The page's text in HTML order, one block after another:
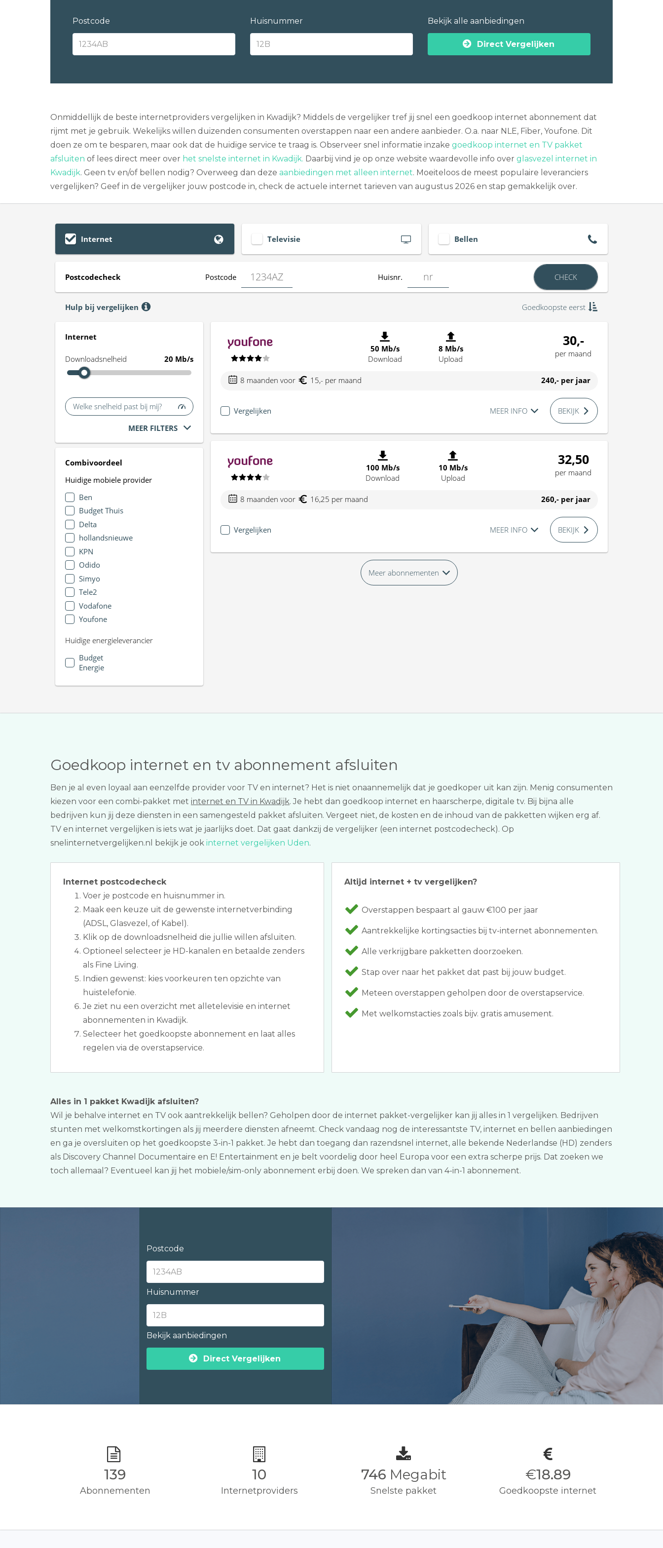
Postcode Huisnummer Bekijk alle aanbiedingen
Direct Vergelijken
Onmiddellijk de beste internetproviders vergelijken in Kwadijk? Middels de vergelijker tref jij snel een goedkoop internet abonnement dat
rijmt met je gebruik. Wekelijks willen duizenden consumenten overstappen naar een andere aanbieder. O.a. naar NLE, Fiber, Youfone. Dit
doen ze om te besparen, maar ook dat de huidige service te traag is. Observeer snel informatie inzake goedkoop internet en TV pakket
afsluiten of lees direct meer over het snelste internet in Kwadijk. Daarbij vind je op onze website waardevolle info over glasvezel internet in
Kwadijk. Geen tv en/of bellen nodig? Overweeg dan deze aanbiedingen met alleen internet. Moeiteloos de meest populaire leveranciers
vergelijken? Geef in de vergelijker jouw postcode in, check de actuele internet tarieven van augustus 2026 en stap gemakkelijk over.
Internet Televisie Bellen
Postcodecheck Postcode Huisnr. CHECK
Hulp bij vergelijken Goedkoopste eerst
Internet
Downloadsnelheid 20 Mb/s
Welke snelheid past bij mij?
MEER FILTERS
Combivoordeel
Huidige mobiele provider
Ben
Budget Thuis
Delta
hollandsnieuwe
KPN
Odido
Simyo
Tele2
Vodafone
Youfone
Huidige energieleverancier
Budget
Energie
50 Mb/s
Download
8 Mb/s
Upload
30,-
per maand
8 maanden voor 15,- per maand 240,- per jaar
Vergelijken MEER INFO BEKIJK
100 Mb/s
Download
10 Mb/s
Upload
32,50
per maand
8 maanden voor 16,25 per maand 260,- per jaar
Vergelijken MEER INFO BEKIJK
Meer abonnementen
Goedkoop internet en tv abonnement afsluiten
Ben je al even loyaal aan eenzelfde provider voor TV en internet? Het is niet onaannemelijk dat je goedkoper uit kan zijn. Menig consumenten
kiezen voor een combi-pakket met internet en TV in Kwadijk. Je hebt dan goedkoop internet en haarscherpe, digitale tv. Bij bijna alle
bedrijven kun jij deze diensten in een samengesteld pakket afsluiten. Vergeet niet, de kosten en de inhoud van de pakketten wijken erg af.
TV en internet vergelijken is iets wat je jaarlijks doet. Dat gaat dankzij de vergelijker (een internet postcodecheck). Op
snelinternetvergelijken.nl bekijk je ook internet vergelijken Uden.
Internet postcodecheck
Voer je postcode en huisnummer in.
Maak een keuze uit de gewenste internetverbinding
(ADSL, Glasvezel, of Kabel).
Klik op de downloadsnelheid die jullie willen afsluiten.
Optioneel selecteer je HD-kanalen en betaalde zenders
als Fine Living.
Indien gewenst: kies voorkeuren ten opzichte van
huistelefonie.
Je ziet nu een overzicht met alletelevisie en internet
abonnementen in Kwadijk.
Selecteer het goedkoopste abonnement en laat alles
regelen via de overstapservice.
Altijd internet + tv vergelijken?
Overstappen bespaart al gauw €100 per jaar
Aantrekkelijke kortingsacties bij tv-internet abonnementen.
Alle verkrijgbare pakketten doorzoeken.
Stap over naar het pakket dat past bij jouw budget.
Meteen overstappen geholpen door de overstapservice.
Met welkomstacties zoals bijv. gratis amusement.
Alles in 1 pakket Kwadijk afsluiten?
Wil je behalve internet en TV ook aantrekkelijk bellen? Geholpen door de internet pakket-vergelijker kan jij alles in 1 vergelijken. Bedrijven
stunten met welkomstkortingen als jij meerdere diensten afneemt. Check vandaag nog de interessantste TV, internet en bellen aanbiedingen
en ga je oversluiten op het goedkoopste 3-in-1 pakket. Je hebt dan toegang dan razendsnel internet, alle bekende Nederlandse (HD) zenders
als Discovery Channel Documentaire en E! Entertainment en je belt voordelig door heel Europa voor een extra scherpe prijs. Dat zoeken we
toch allemaal? Eventueel kan jij het mobiele/sim-only abonnement erbij doen. We spreken dan van 4-in-1 abonnement.
Postcode
Huisnummer
Bekijk aanbiedingen
Direct Vergelijken
140
Abonnementen
10
Internetproviders
750 Megabit
Snelste pakket
€19.00
Goedkoopste internet